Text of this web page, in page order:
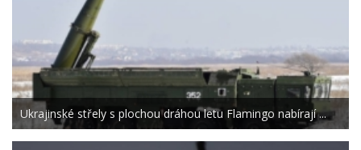
Ukrajinské střely s plochou dráhou letu Flamingo nabírají ...